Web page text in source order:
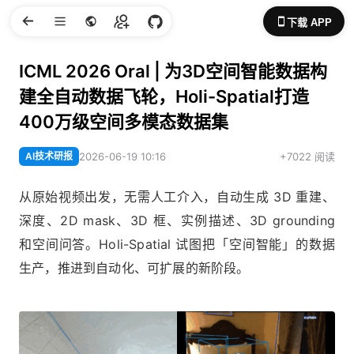
下载 APP
ICML 2026 Oral | 为3D空间智能数据构
建全自动数据飞轮，Holi-Spatial打造
400万级空间多模态数据集
AI技术研报 2026-06-19 10:16 +7022 阅读
从原始视频出发，无需人工介入，自动生成 3D 重建、
深度、2D mask、3D 框、实例描述、3D grounding
和空间问答。Holi-Spatial 试图把「空间智能」的数据
生产，推进到自动化、可扩展的新阶段。